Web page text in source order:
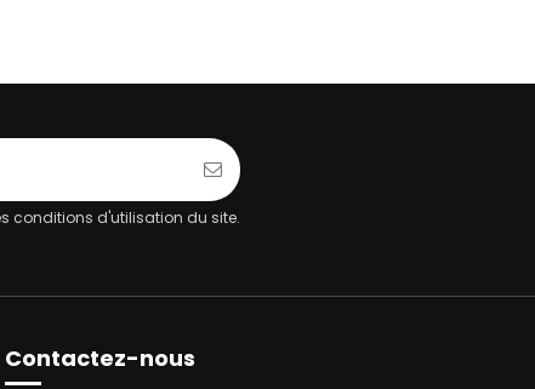
conditions d'utilisation du site.
Contactez-nous